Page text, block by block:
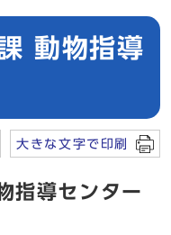
動物指導
大きな文字で印刷
指導センター